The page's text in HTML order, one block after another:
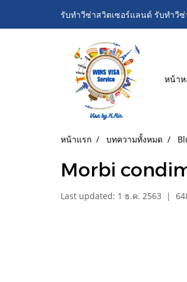
รับทำวีซ่าสวิตเซอร์แลนด์ รับทำวีซ่
หน้าห
หน้าแรก บทความทั้งหมด
Morbi
Last updated: 1 ธ.ค. 2563 |